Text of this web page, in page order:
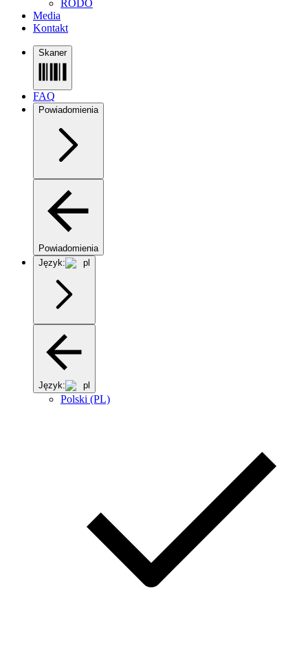
RODO
Media
Kontakt
Skaner
FAQ
Powiadomienia
Powiadomienia
Język:
pl
Język: pl
Polski (PL)